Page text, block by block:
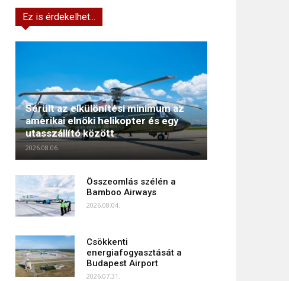
Ez is érdekelhet...
Sérült az elkülönítési minimum az
amerikai elnöki helikopter és egy
utasszállító között
2026.08.06.
Összeomlás szélén a
Bamboo Airways
2026.08.04.
Csökkenti
energiafogyasztását a
Budapest Airport
2026.07.31.